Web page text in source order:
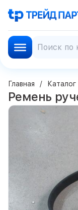
Главная Каталог
Ремень